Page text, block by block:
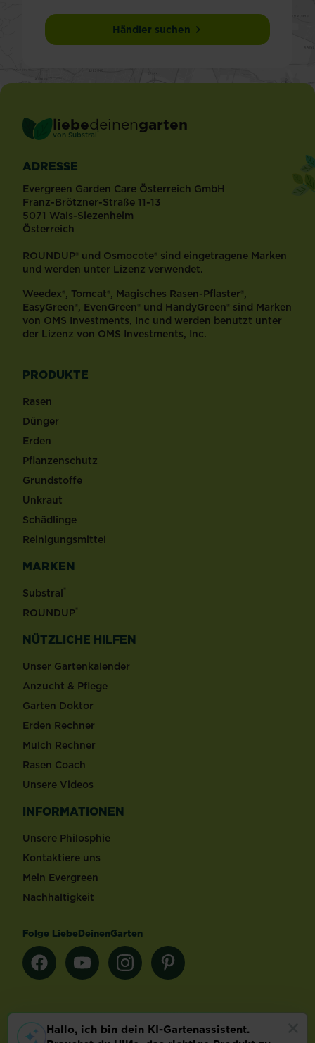
Händler suchen
liebedeinengarten
von Substral ®
ADRESSE
Evergreen Garden Care Österreich GmbH
Franz-Brötzner-Straße 11-13
5071 Wals-Siezenheim
Österreich
ROUNDUP® und Osmocote® sind eingetragene Marken
und werden unter Lizenz verwendet.
Weedex®, Tomcat®, Magisches Rasen-Pflaster®,
EasyGreen®, EvenGreen® und HandyGreen® sind Marken
von OMS Investments, Inc und werden benutzt unter
der Lizenz von OMS Investments, Inc.
PRODUKTE
Rasen
Dünger
Erden
Pflanzenschutz
Grundstoffe
Unkraut
Schädlinge
Reinigungsmittel
MARKEN
Substral®
ROUNDUP®
NÜTZLICHE HILFEN
Unser Gartenkalender
Anzucht & Pflege
Garten Doktor
Erden Rechner
Mulch Rechner
Rasen Coach
Unsere Videos
INFORMATIONEN
Unsere Philosphie
Kontaktiere uns
Mein Evergreen
Nachhaltigkeit
Folge LiebeDeinenGarten
Länderauswahl